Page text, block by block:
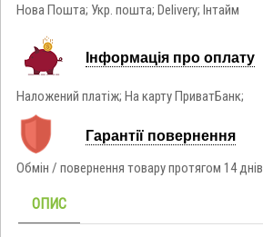
Нова Пошта; Укр. пошта; Delivery; Інтайм
Інформація про оплату
Наложений платіж; На карту ПриватБанк;
Гарантії повернення
Обмін / повернення товару протягом 14 днів
ОПИС